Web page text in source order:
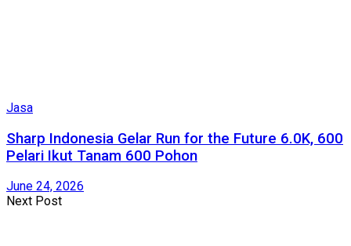
Jasa
Sharp Indonesia Gelar Run for the Future 6.0K, 600
Pelari Ikut Tanam 600 Pohon
June 24, 2026
Next Post